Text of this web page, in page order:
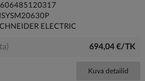
ELECTRIC
694,04 €/TK
Kuva detailid